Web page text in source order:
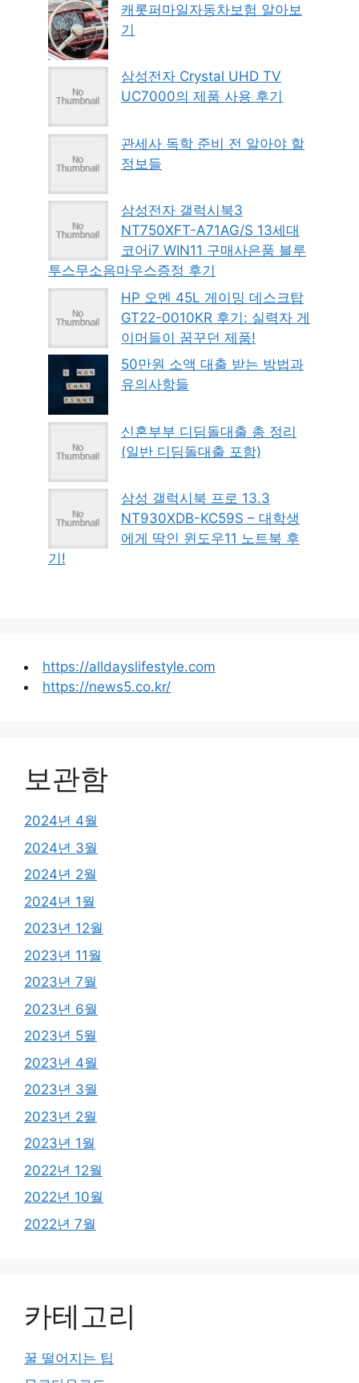
캐롯퍼마일자동차보험 알아보
기
삼성전자 Crystal UHD TV
UC7000의 제품 사용 후기
관세사 독학 준비 전 알아야 할
정보들
삼성전자 갤럭시북3
NT750XFT-A71AG/S 13세대
코어i7 WIN11 구매사은품 블루
투스무소음마우스증정 후기
HP 오멘 45L 게이밍 데스크탑
GT22-0010KR 후기: 실력자 게
이머들이 꿈꾸던 제품!
50만원 소액 대출 받는 방법과
유의사항들
신혼부부 디딤돌대출 총 정리
(일반 디딤돌대출 포함)
삼성 갤럭시북 프로 13.3
NT930XDB-KC59S – 대학생
에게 딱인 윈도우11 노트북 후
기!
https://alldayslifestyle.com
https://news5.co.kr/
보관함
2024년 4월
2024년 3월
2024년 2월
2024년 1월
2023년 12월
2023년 11월
2023년 7월
2023년 6월
2023년 5월
2023년 4월
2023년 3월
2023년 2월
2023년 1월
2022년 12월
2022년 10월
2022년 7월
카테고리
꿀 떨어지는 팁